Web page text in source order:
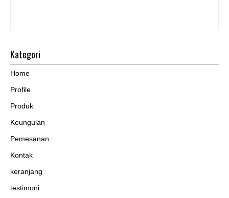
Kategori
Home
Profile
Produk
Keungulan
Pemesanan
Kontak
keranjang
testimoni